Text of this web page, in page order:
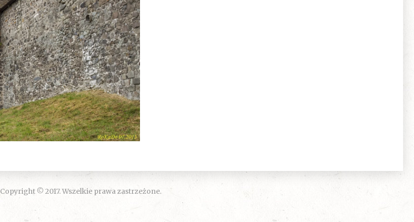
Copyright © 2017. Wszelkie prawa zastrzeżone.